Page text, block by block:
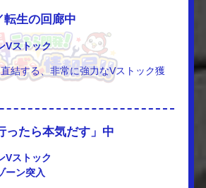
転生の回廊中
Vストック
結する、非常に強力なVストック獲
ったら本気だす」中
Vストック
ーン突入